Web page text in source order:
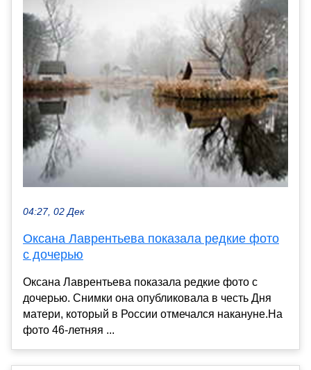
04:27, 02 Дек
Оксана Лаврентьева показала редкие фото
с дочерью
Оксана Лаврентьева показала редкие фото с
дочерью. Снимки она опубликовала в честь Дня
матери, который в России отмечался накануне.На
фото 46-летняя ...